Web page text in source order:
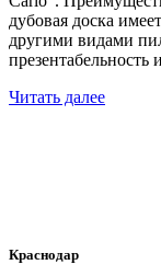
дубовая доска
другими видами
Читать далее
Краснодар